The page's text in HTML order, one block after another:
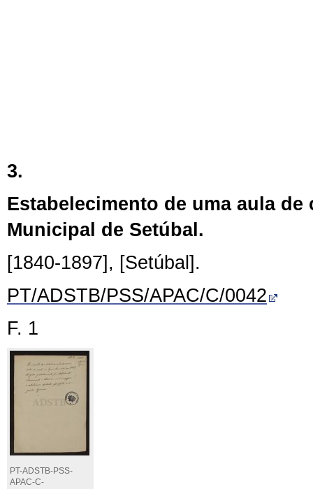
3.
Estabelecimento de uma aula
Municipal de Setúbal.
[1840-1897], [Setúbal].
PT/ADSTB/PSS/APAC/C/0042
F. 1
PT-ADSTB-PSS-
APAC-C-